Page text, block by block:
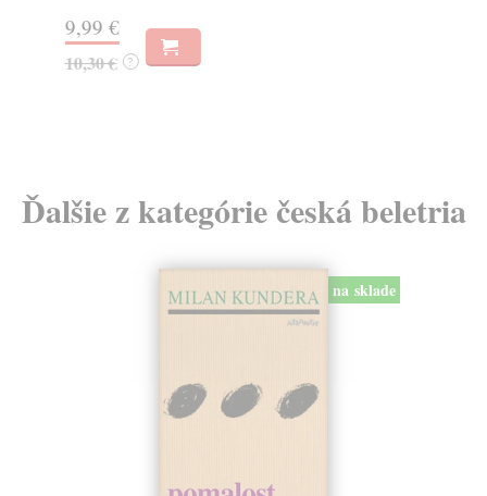
9,99 €
10,30 € ?
Ďalšie z kategórie česká beletria
na sklade